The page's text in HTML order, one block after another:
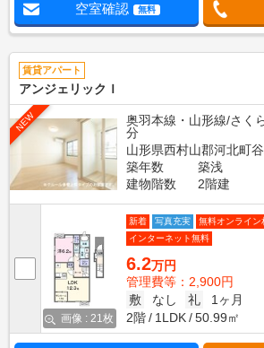
空室確認 無料
賃貸アパート
アンジェリックＩ
NEW
奥羽本線・山形線/さく
分
山形県西村山郡河北町
築年数
築浅
建物階数
2階建
画像 : 21枚
新着 写真充実
無料オンライン
インターネット無料
6.2万円
管理費等：2,900円
敷
なし 礼
1ヶ月
2階
1LDK 50.99㎡